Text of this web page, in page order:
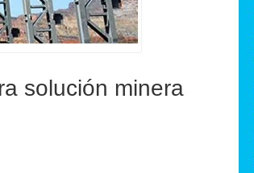
solución minera